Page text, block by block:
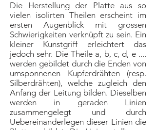
Die Herstellung der Platte aus so
vielen isolirten Theilen erscheint im
ersten Augenblick mit grossen
Schwierigkeiten verknüpft zu sein. Ein
kleiner Kunstgriff erleichtert das
jedoch sehr. Die Theile a, b, c, d, e ....
werden gebildet durch die Enden von
umsponnenen Kupferdrähten (resp.
Silberdrähten), welche zugleich den
Anfang der Leitung bilden. Dieselben
werden in geraden Linien
zusammengelegt und durch
Uebereinanderlegen dieser Linien die